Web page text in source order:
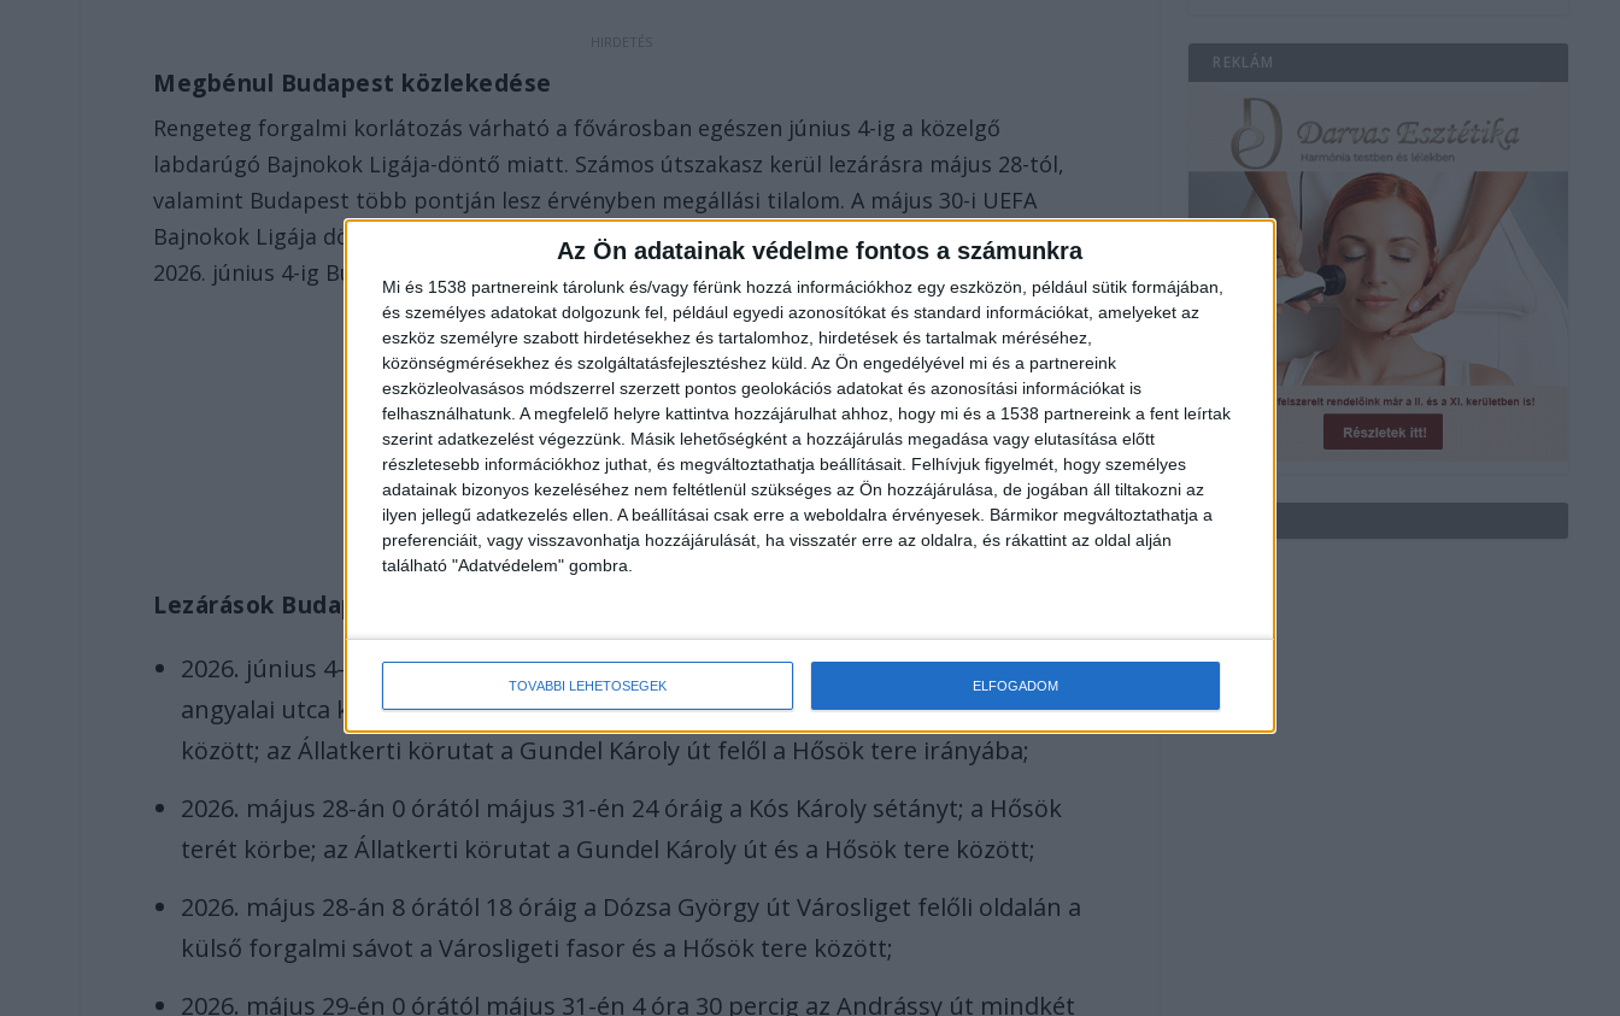
Az Ön adatainak védelme fontos a számunkra
Mi és 1538 partnereink tárolunk és/vagy férünk hozzá információkhoz egy eszközön, például sütik formájában,
és személyes adatokat dolgozunk fel, például egyedi azonosítókat és standard információkat, amelyeket az
eszköz személyre szabott hirdetésekhez és tartalomhoz, hirdetések és tartalmak méréséhez,
közönségmérésekhez és szolgáltatásfejlesztéshez küld. Az Ön engedélyével mi és a partnereink
eszközleolvasásos módszerrel szerzett pontos geolokációs adatokat és azonosítási információkat is
felhasználhatunk. A megfelelő helyre kattintva hozzájárulhat ahhoz, hogy mi és a 1538 partnereink a fent leírtak
szerint adatkezelést végezzünk. Másik lehetőségként a hozzájárulás megadása vagy elutasítása előtt
részletesebb információkhoz juthat, és megváltoztathatja beállításait. Felhívjuk figyelmét, hogy személyes
adatainak bizonyos kezeléséhez nem feltétlenül szükséges az Ön hozzájárulása, de jogában áll tiltakozni az
ilyen jellegű adatkezelés ellen. A beállításai csak erre a weboldalra érvényesek. Bármikor megváltoztathatja a
preferenciáit, vagy visszavonhatja hozzájárulását, ha visszatér erre az oldalra, és rákattint az oldal alján
található "Adatvédelem" gombra.
TOVÁBBI LEHETŐSÉGEK ELFOGADOM
Megbénul Budapest közlekedése
Rengeteg forgalmi korlátozás várható a fővárosban egészen június 4-ig a közelgő
labdarúgó Bajnokok Ligája-döntő miatt. Számos útszakasz kerül lezárásra május 28-tól,
valamint Budapest több pontján lesz érvényben megállási tilalom. A május 30-i UEFA
Bajnokok Ligája döntő labdarúgó-mérkőzés miatt ideiglenes forgalomkorlátozás lesz
2026. június 4-ig Budapest több kerületében.
Lezárások Budapesten
2026. június 4-én 20 óráig az Olof Palme sétányt a Hősök tere és a Verona
angyalai utca között; a Hősök terét az Állatkerti körút és a Dózsa György út
között; az Állatkerti körutat a Gundel Károly út felől a Hősök tere irányába;
2026. május 28-án 0 órától május 31-én 24 óráig a Kós Károly sétányt; a Hősök
terét körbe; az Állatkerti körutat a Gundel Károly út és a Hősök tere között;
2026. május 28-án 8 órától 18 óráig a Dózsa György út Városliget felőli oldalán a
külső forgalmi sávot a Városligeti fasor és a Hősök tere között;
2026. május 29-én 0 órától május 31-én 4 óra 30 percig az Andrássy út mindkét
REKLÁM